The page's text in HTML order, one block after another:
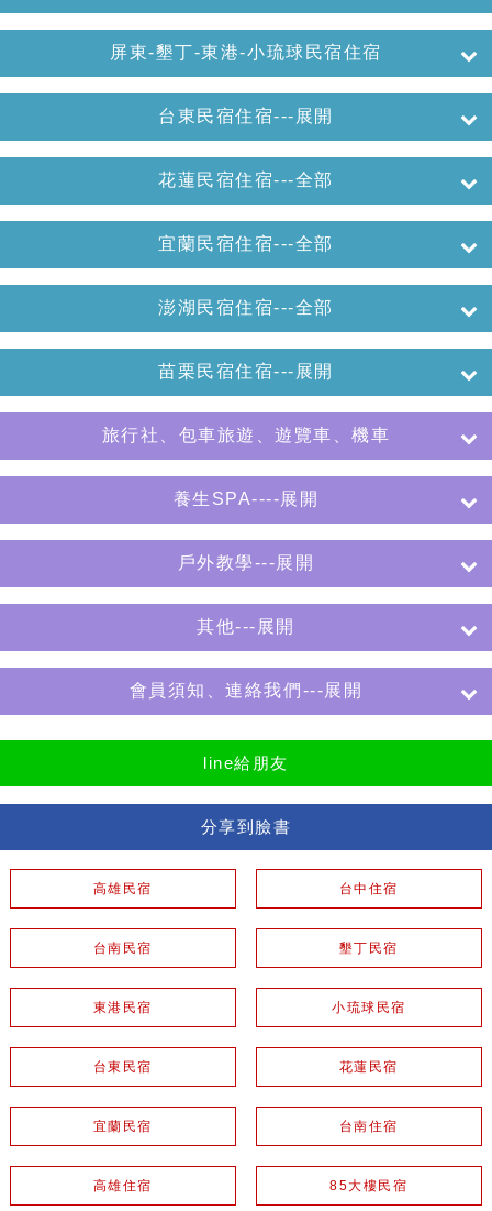
屏東-墾丁-東港-小琉球民宿住宿
台東民宿住宿---展開
花蓮民宿住宿---全部
宜蘭民宿住宿---全部
澎湖民宿住宿---全部
苗栗民宿住宿---展開
旅行社、包車旅遊、遊覽車、機車
養生SPA----展開
戶外教學---展開
其他---展開
會員須知、連絡我們---展開
line給朋友
分享到臉書
高雄民宿 台中住宿
台南民宿 墾丁民宿
東港民宿 小琉球民宿
台東民宿 花蓮民宿
宜蘭民宿 台南住宿
高雄住宿 85大樓民宿